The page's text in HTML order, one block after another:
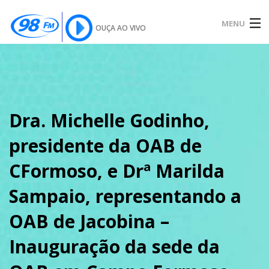
OUÇA AO VIVO MENU
SOBRE
NOTÍCIAS
PODCAST
GALERIA
Dra. Michelle Godinho,
presidente da OAB de
CFormoso, e Drª Marilda
Sampaio, representando a
OAB de Jacobina –
Inauguração da sede da